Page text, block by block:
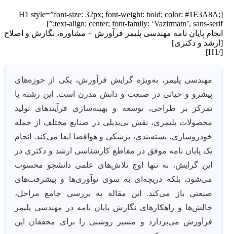
[H1 style=”font-size: 32px; font-weight: bold; color: #1E3A8A;
text-align: center; font-family: ‘Vazirmatn’, sans-serif;”]
انجام پایان نامه مهندسی پلیمر فرآورش + مشاوره، نگارش و اصلاح
[ارشد و دکتری]
[/H1]
مهندسی پلیمر، به‌ویژه گرایش فرآورش، یکی از حوزه‌های
پیشرو و حیاتی در صنعت و دانش مدرن است. این رشته با
تمرکز بر طراحی، توسعه و بهینه‌سازی فرآیندهای تولید
محصولات پلیمری، نقش بی‌بدیلی در صنایع مختلف از جمله
خودروسازی، بسته‌بندی، پزشکی و هوافضا ایفا می‌کند. انجام
یک پایان نامه موفق در مقاطع کارشناسی ارشد و دکتری در
این گرایش، نه تنها اوج تلاش‌های علمی دانشجو محسوب
می‌شود، بلکه دریچه‌ای به سوی نوآوری‌ها و پیشرفت‌های
صنعتی باز می‌کند. این مقاله به بررسی جامع مراحل،
چالش‌ها و راهکارهای نگارش پایان نامه در مهندسی پلیمر
فرآورش می‌پردازد و مسیر روشنی را برای محققان این